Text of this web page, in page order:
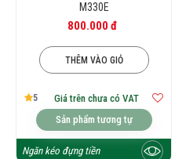
M330E
800.000 đ
THÊM VÀO GIỎ
5
Giá trên chưa có VAT
Sản phẩm tương tự
Ngăn kéo đựng tiền